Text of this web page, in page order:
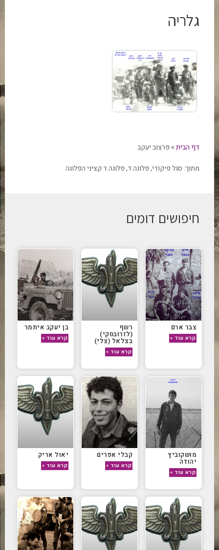
גלריה
דף הבית» פרצוב יעקב
מתוך: סגל פיקודי,פלוגה ד,פלוגה ד קציני הפלוגה
חיפושים דומים
צבר ארם
קרא עוד »
רשף
(לזרובסקי)
בצלאל (צלי)
קרא עוד »
בן יעקב איתמר
קרא עוד »
מושקוביץ
יהודה
קרא עוד »
קבלי אפרים
קרא עוד »
יאול אריק
קרא עוד »